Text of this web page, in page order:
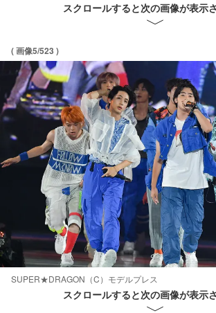
スクロールすると次の画像が表示
( 画像5/523 )
SUPER★DRAGON（C）モデルプレス
スクロールすると次の画像が表示